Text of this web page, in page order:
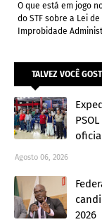
O que está em jogo
do STF sobre a Lei de
Improbidade
TALVEZ VOCÊ
Agosto 06, 2026
2026